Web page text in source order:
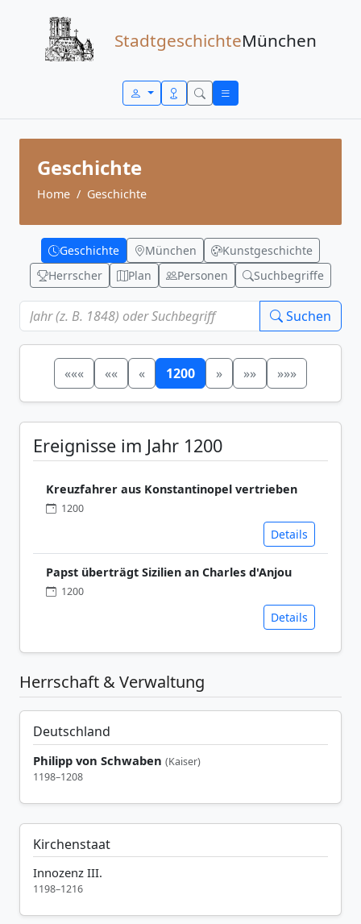
StadtgeschichteMünchen
Geschichte
Home Geschichte
Geschichte München
Kunstgeschichte
Herrscher
Plan Personen Suchbegriffe
Suchen
««« «« « 1200 » »» »»»
Ereignisse im Jahr 1200
Kreuzfahrer aus Konstantinopel vertrieben
1200
Details
Papst überträgt Sizilien an Charles d'Anjou
1200
Details
Herrschaft & Verwaltung
Deutschland
Philipp von Schwaben (Kaiser)
1198–1208
Kirchenstaat
Innozenz III.
1198–1216